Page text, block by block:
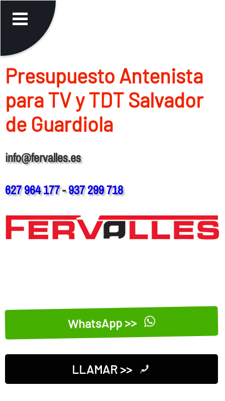
Presupuesto Antenista
para TV y TDT Salvador
de Guardiola
info@fervalles.es
627 964 177-937 299 718
WhatsApp >>
LLAMAR >>